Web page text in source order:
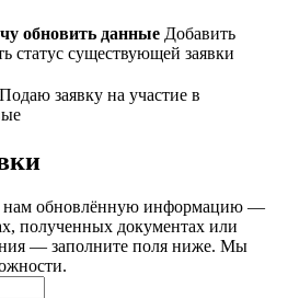
обновить данные Добавить
статус существующей заявки
Подаю заявку на участие в
нам обновлённую информацию —
полученных документах или
— заполните поля ниже. Мы